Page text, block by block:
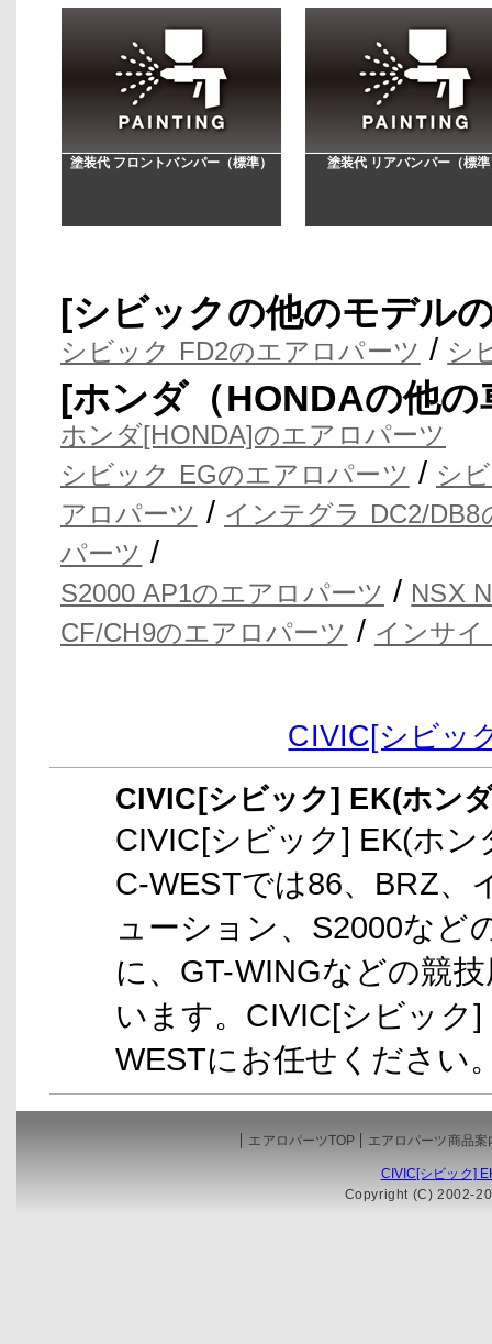
塗装代 フロントバンパー（標準） 塗装代 リアバンパー（標
[シビックの他のモデル
シビック FD2のエアロパーツ / シ
[ホンダ（HONDAの他
ホンダ[HONDA]のエアロパーツ
シビック EGのエアロパーツ / シ
アロパーツ / インテグラ DC2/
パーツ /
S2000 AP1のエアロパーツ / NSX
CF/CH9のエアロパーツ / インサ
CIVIC[シビッ
CIVIC[シビック] EK(ホン
CIVIC[シビック] EK(ホ
C-WESTでは86、BRZ、
ューション、S2000など
に、GT-WINGなどの競
います。CIVIC[シビック
WESTにお任せください
エアロパーツTOP エアロパーツ商品案
CIVIC[シビック]
Copyright (C) 2002-